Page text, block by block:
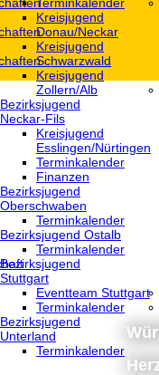
Kreisjugend
Donau/Neckar
Kreisjugend
Schwarzwald
Kreisjugend
Zollern/Alb
Bezirksjugend
Neckar-Fils
Kreisjugend
‎Esslingen/Nürtingen
Terminkalender
Finanzen
Bezirksjugend
Oberschwaben
Terminkalender
Bezirksjugend Ostalb
Terminkalender
Bezirksjugend
Stuttgart
‎Eventteam Stuttgart
Terminkalender
Bezirksjugend
Unterland
Terminkalender